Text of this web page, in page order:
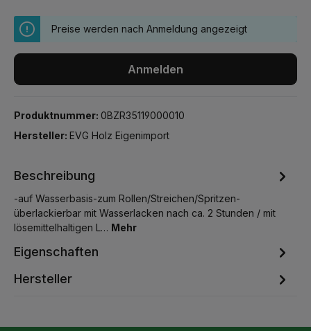
Preise werden nach Anmeldung angezeigt
Anmelden
Produktnummer: 0BZR35119000010
Hersteller: EVG Holz Eigenimport
Beschreibung
-auf Wasserbasis-zum Rollen/Streichen/Spritzen-
überlackierbar mit Wasserlacken nach ca. 2 Stunden / mit
lösemittelhaltigen L… Mehr
Eigenschaften
Hersteller